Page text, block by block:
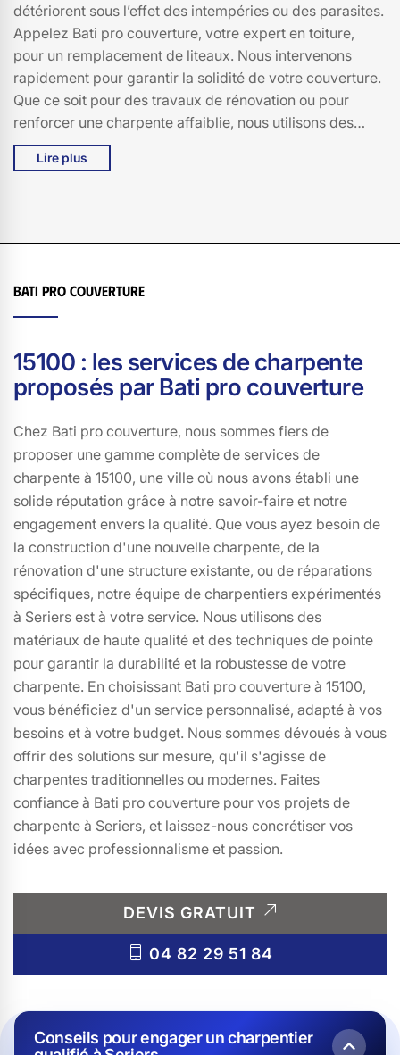
détériorent sous l’effet des intempéries ou des parasites.
Appelez Bati pro couverture, votre expert en toiture,
pour un remplacement de liteaux. Nous intervenons
rapidement pour garantir la solidité de votre couverture.
Que ce soit pour des travaux de rénovation ou pour
renforcer une charpente affaiblie, nous utilisons des
matériaux conformes aux normes pour un résultat de
qualité.
Lire plus
Bati pro couverture
15100 : les services de charpente
proposés par Bati pro couverture
Chez Bati pro couverture, nous sommes fiers de
proposer une gamme complète de services de
charpente à 15100, une ville où nous avons établi une
solide réputation grâce à notre savoir-faire et notre
engagement envers la qualité. Que vous ayez besoin de
la construction d'une nouvelle charpente, de la
rénovation d'une structure existante, ou de réparations
spécifiques, notre équipe de charpentiers expérimentés
à Seriers est à votre service. Nous utilisons des
matériaux de haute qualité et des techniques de pointe
pour garantir la durabilité et la robustesse de votre
charpente. En choisissant Bati pro couverture à 15100,
vous bénéficiez d'un service personnalisé, adapté à vos
besoins et à votre budget. Nous sommes dévoués à vous
offrir des solutions sur mesure, qu'il s'agisse de
charpentes traditionnelles ou modernes. Faites
confiance à Bati pro couverture pour vos projets de
charpente à Seriers, et laissez-nous concrétiser vos
idées avec professionnalisme et passion.
DEVIS GRATUIT
04 82 29 51 84
Conseils pour engager un charpentier